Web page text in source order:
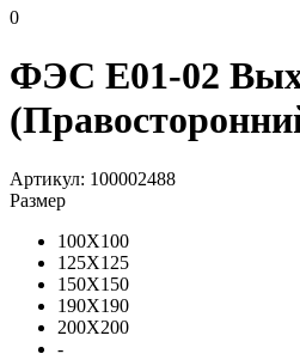
0
ФЭС E01-02
Артикул: 100002488
Размер
100X100
125X125
150X150
190X190
200X200
-